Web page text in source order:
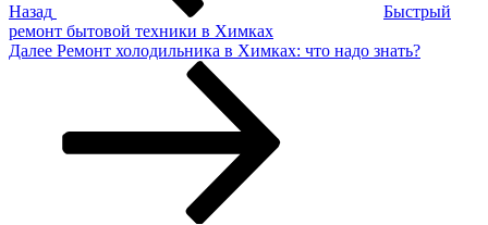
Назад
Быстрый
ремонт бытовой техники в Химках
Следующая
Далее Ремонт холодильника в Химках: что надо знать?